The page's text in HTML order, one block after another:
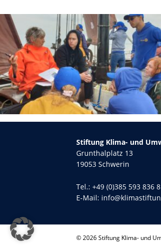
Stiftung Klima- und
Grunthalplatz 13
19053 Schwerin
Tel.: +49 (0)385 593 836
E-Mail:
© 2026 Stiftung Klima- und